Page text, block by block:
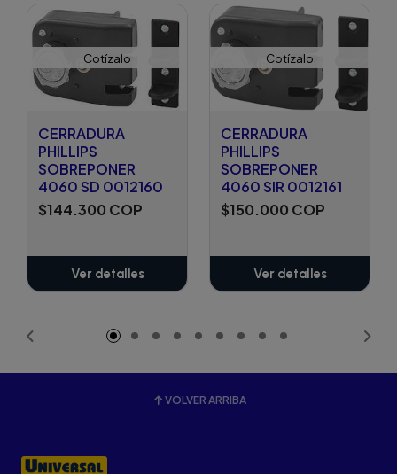
Cotízalo
CERRADURA
PHILLIPS
SOBREPONER
4060 SD 0012160
$144.300 COP
Ver detalles
Cotízalo
CERRADURA
PHILLIPS
SOBREPONER
4060 SIR 0012161
$150.000 COP
Ver detalles
VOLVER ARRIBA